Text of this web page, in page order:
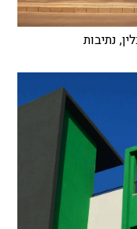
נתיבות